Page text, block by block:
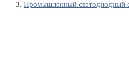
Промышленный светодиодный